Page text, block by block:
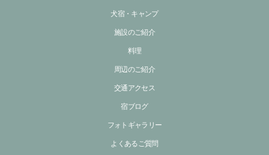
犬宿・キャンプ
施設のご紹介
料理
周辺のご紹介
交通アクセス
宿ブログ
フォトギャラリー
よくあるご質問